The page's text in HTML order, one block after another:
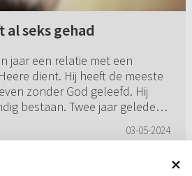
al seks gehad
jaar een relatie met een
dient. Hij heeft de meeste
zonder God geleefd. Hij
bestaan. Twee jaar geleden
03-05-2024